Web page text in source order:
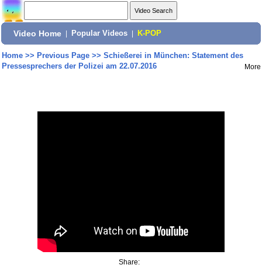
Video Home Popular Videos K-POP
Home>> Previous Page>> Schießerei in München: Statement des
Pressesprechers der Polizei am 22.07.2016
More
Share: